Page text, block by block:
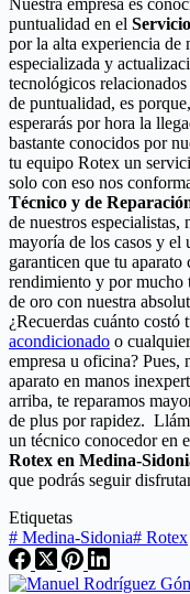
Nuestra empresa es
puntualidad en el
por la alta experiencia de
especializada y
tecnológicos
de puntualidad, es
esperarás por hora la
bastante conocidos por
tu equipo Rotex un
solo con eso nos
Técnico y de
de nuestros
mayoría de los casos y el
garanticen que tu
rendimiento y por mucho
de oro con nuestra
¿Recuerdas cuánto
acondicionado o
empresa u oficina? Pues,
aparato en manos
arriba, te reparamos
de plus por rapidez.
un técnico conocedor en
Rotex en Medina-
que podrás seguir
Etiquetas
# Medina-Sidonia# Rotex